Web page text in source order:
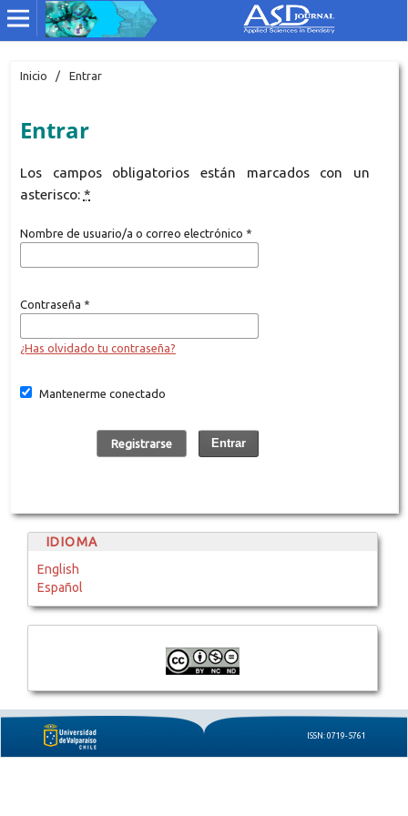
Inicio / Entrar
Entrar
Los campos obligatorios están marcados con un
asterisco: *
Nombre de usuario/a o correo electrónico *
Contraseña *
¿Has olvidado tu contraseña?
Mantenerme conectado
Entrar
Registrarse
IDIOMA
English
Español
ISSN: 0719-5761